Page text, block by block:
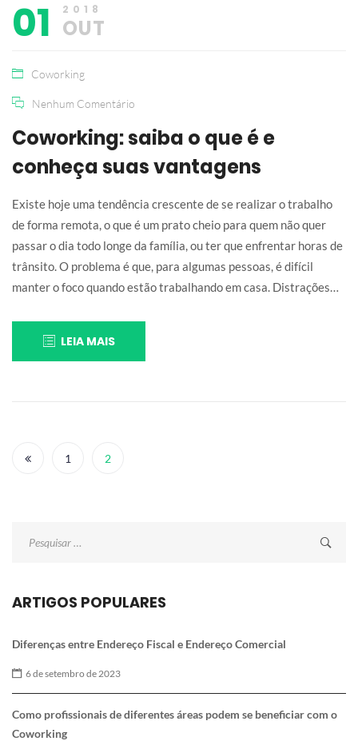
01 2018
OUT
Coworking
Nenhum Comentário
Coworking: saiba o que é e
conheça suas vantagens
Existe hoje uma tendência crescente de se realizar o trabalho
de forma remota, o que é um prato cheio para quem não quer
passar o dia todo longe da família, ou ter que enfrentar horas de
trânsito. O problema é que, para algumas pessoas, é difícil
manter o foco quando estão trabalhando em casa. Distrações…
LEIA MAIS
Posts
navigation
1 2
por:
ARTIGOS POPULARES
Diferenças entre Endereço Fiscal e Endereço Comercial
6 de setembro de 2023
Como profissionais de diferentes áreas podem se beneficiar com o
Coworking